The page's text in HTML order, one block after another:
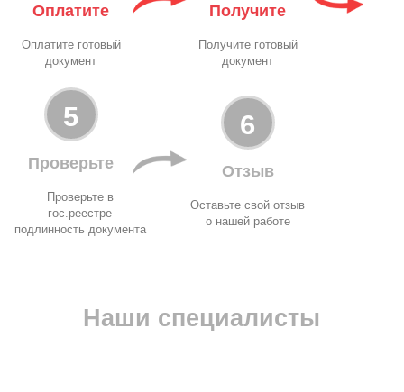
Оплатите
Оплатите готовый
документ
Получите
Получите готовый
документ
5
Проверьте
Проверьте в
гос.реестре
подлинность документа
6
Отзыв
Оставьте свой отзыв
о нашей работе
Наши специалисты